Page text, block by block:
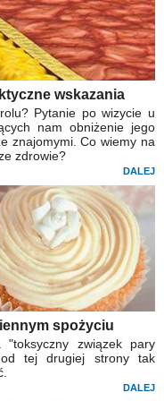
wskazania
Pytanie po wizycie u
nam obniżenie jego
znajomymi. Co wiemy na
zdrowie?
DALEJ
spożyciu
związek pary
od tej drugiej strony tak
DALEJ